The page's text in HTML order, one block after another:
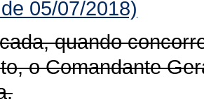
05/07/2018)
quando
o Comandante